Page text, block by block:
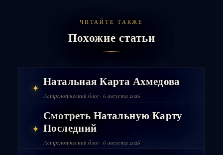
ЧИТАЙТЕ ТАКЖЕ
Похожие статьи
✦ Натальная Карта Ахмедова
Астрологический блог · 6 августа 2026
✦
Смотреть Натальную Карту
Последний
Астрологический блог · 6 августа 2026